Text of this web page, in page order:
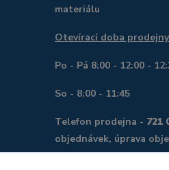
materiálu
Otevírací doba
Po - Pá 8:00 - 12:00 -
So - 8:00 - 11:45
Telefon prodejna - 721
objednávek, úprava